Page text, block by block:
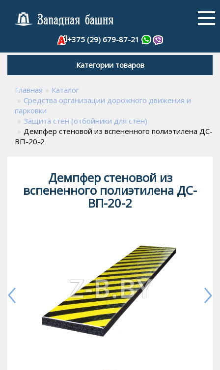
+375 (29) 679-87-21
Категории товаров
Главная
Каталог
Средства организации дорожного движения и
парковки
Защита стен (отбойники для стен)
Демпфер стеновой из вспененного полиэтилена ДС-
ВП-20-2
Демпфер стеновой из
вспененного полиэтилена ДС-
ВП-20-2